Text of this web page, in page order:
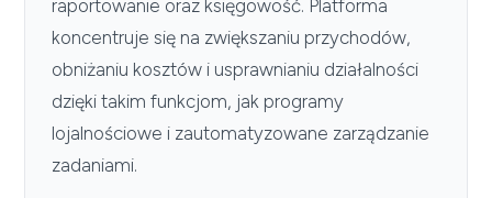
raportowanie oraz księgowość. Platforma
koncentruje się na zwiększaniu przychodów,
obniżaniu kosztów i usprawnianiu działalności
dzięki takim funkcjom, jak programy
lojalnościowe i zautomatyzowane zarządzanie
zadaniami.